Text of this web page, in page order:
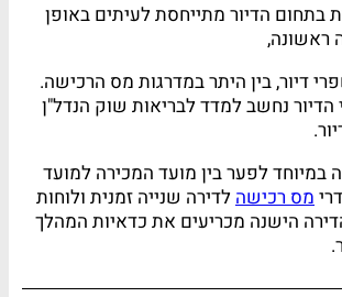
בתחום הדיור מתייחסת לעיתים באופן
ראשונה,
דיור, בין היתר במדרגות מס הרכישה.
נחשב למדד לבריאות שוק הנדל"ן
במיוחד לפער בין מועד המכירה למועד
מס רכישהלדירה שנייה זמנית ולוחות
הישנה מכריעים את כדאיות המהלך